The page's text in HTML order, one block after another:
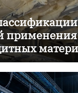
применения